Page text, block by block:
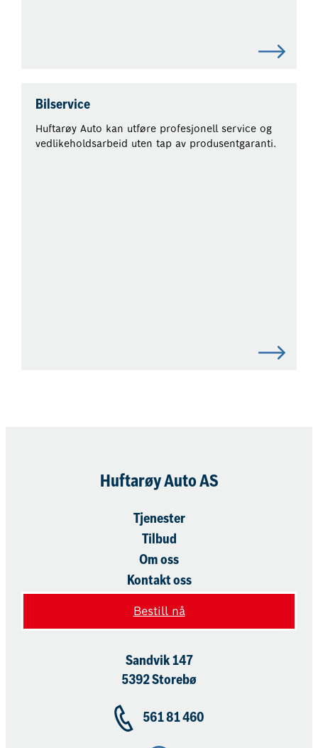
Bilservice
Huftarøy Auto kan utføre profesjonell service og
vedlikeholdsarbeid uten tap av produsentgaranti.
Huftarøy Auto AS
Tjenester
Tilbud
Om oss
Kontakt oss
Bestill nå
Sandvik 147
5392 Storebø
561 81 460